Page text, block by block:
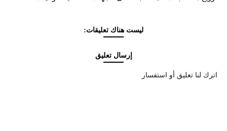
ليست هناك تعليقات:
إرسال تعليق
اترك لنا تعليق أو استفسار